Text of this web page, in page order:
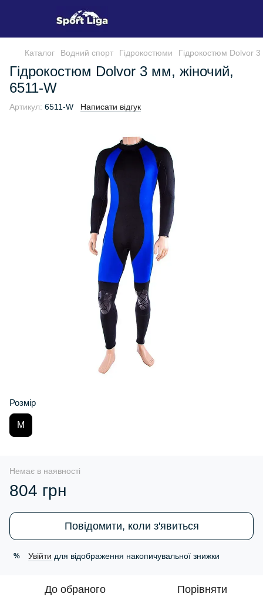
Каталог Водний спорт Гідрокостюми Гідрокостюм Dolvor
Гідрокостюм Dolvor 3 мм, жіночий,
6511-W
Артикул: 6511-W Написати відгук
Розмір
M
Немає в наявності
804 грн
Повідомити, коли з'явиться
% Увійти для відображення накопичувальної знижки
До обраного Порівняти